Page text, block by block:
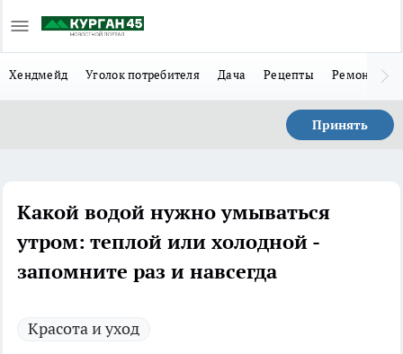
Хендмейд Уголок потребителя Дача Рецепты Ремонт
Принять
Какой водой нужно умываться
утром: теплой или холодной -
запомните раз и навсегда
Красота и уход